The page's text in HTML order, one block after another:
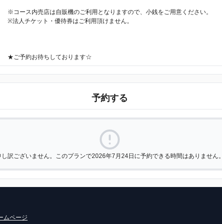
※コース内売店は自販機のご利用となりますので、小銭をご用意ください。
※法人チケット・優待券はご利用頂けません。
★ご予約お待ちしております☆
予約する
し訳ございません。このプランで2026年7月24日に予約できる時間はありません
ムページ